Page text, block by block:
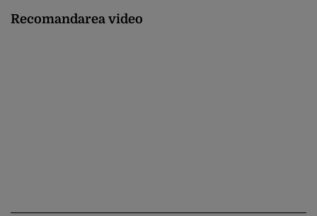
Recomandarea video